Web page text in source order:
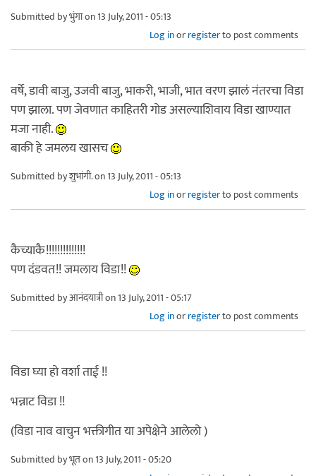
Submitted byभुंगाon 13 July, 2011 - 05:13
Log inorregisterto post comments
वर्षे, डावी बाजु, उजवी बाजु, भाकरी, भाजी, भात वरण झालं नंतरचा विडा
पण झाला. पण जेवणात काहितरी गोड असल्याशिवाय विडा खाण्यात
मजा नाही.
बाकी हे जमलय खासच
Submitted byशुभांगी.on 13 July, 2011 - 05:13
Log inorregisterto post comments
कैच्याकै!!!!!!!!!!!!!!
पण दंडवत!! जमलाय विडा!!
Submitted byआनंदयात्रीon 13 July, 2011 - 05:17
Log inorregisterto post comments
विडा घ्या हो वर्शा ताई !!
भन्नाट विडा !!
(विडा नाव वाचुन भक्तीगीत या अपेक्षेने आलेलो )
Submitted byभूतon 13 July, 2011 - 05:20